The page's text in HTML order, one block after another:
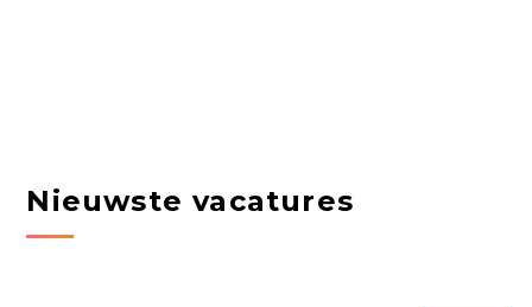
Nieuwste vacatures